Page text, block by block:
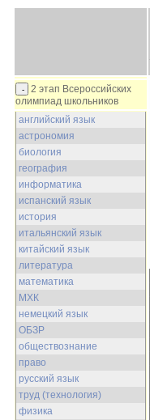
2 этап Всероссийских
олимпиад школьников
английский язык
астрономия
биология
география
информатика
испанский язык
история
итальянский язык
китайский язык
литература
математика
МХК
немецкий язык
ОБЗР
обществознание
право
русский язык
труд (технология)
физика